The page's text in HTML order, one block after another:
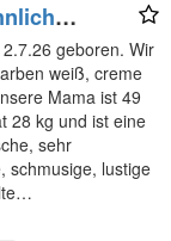
liebevolle
geboren. Wir
weiß, creme
Mama ist 49
28 kg und ist eine
sehr
schmusige, lustige